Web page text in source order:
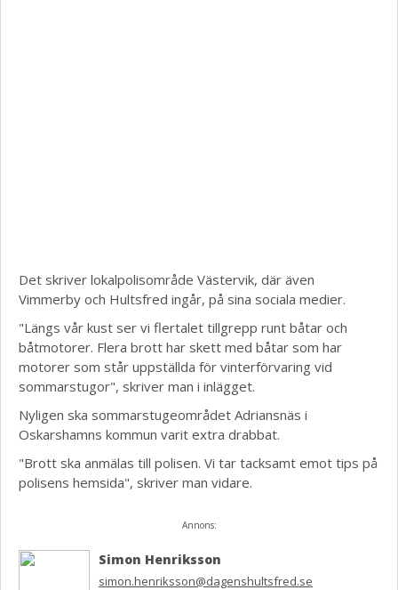
Det skriver lokalpolisområde Västervik, där även
Vimmerby och Hultsfred ingår, på sina sociala medier.
"Längs vår kust ser vi flertalet tillgrepp runt båtar och
båtmotorer. Flera brott har skett med båtar som har
motorer som står uppställda för vinterförvaring vid
sommarstugor", skriver man i inlägget.
Nyligen ska sommarstugeområdet Adriansnäs i
Oskarshamns kommun varit extra drabbat.
"Brott ska anmälas till polisen. Vi tar tacksamt emot tips på
polisens hemsida", skriver man vidare.
Annons:
Simon Henriksson
simon.henriksson@dagenshultsfred.se